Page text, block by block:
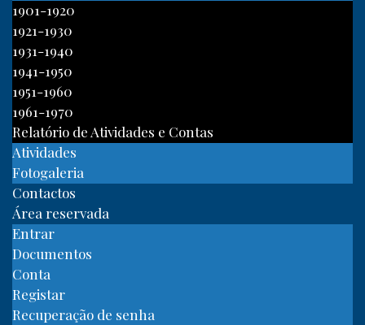
1901-1920
1921-1930
1931-1940
1941-1950
1951-1960
1961-1970
Relatório de Atividades e Contas
Atividades
Fotogaleria
Contactos
Área reservada
Entrar
Documentos
Conta
Registar
Recuperação de senha